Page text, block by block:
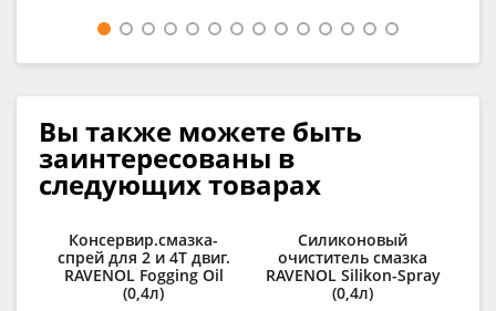
Вы также можете быть
заинтересованы в
следующих товарах
Консервир.смазка-
спрей для 2 и 4Т двиг.
RAVENOL Fogging Oil
(0,4л)
Силиконовый
очиститель смазка
RAVENOL Silikon-Spray
(0,4л)